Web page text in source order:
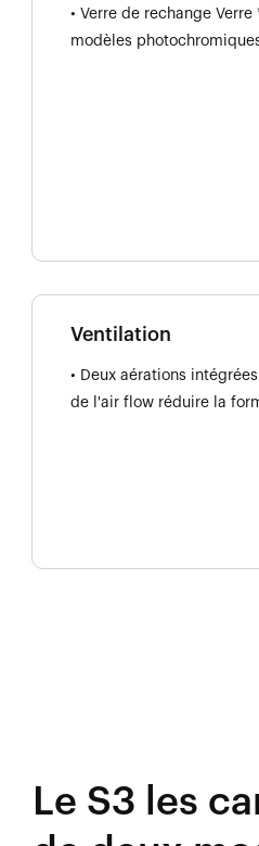
• Verre de rechange
modèles
Ventilation
• Deux aérations
de l'air flow réduire la
Le S3 les